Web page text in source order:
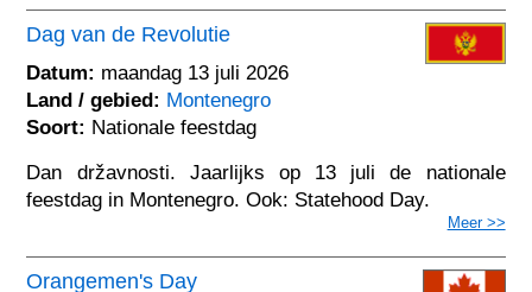
Dag van de Revolutie
Datum: maandag 13 juli 2026
Land / gebied: Montenegro
Soort: Nationale feestdag
Dan državnosti. Jaarlijks op 13 juli de nationale
feestdag in Montenegro. Ook: Statehood Day.
Meer >>
Orangemen's Day